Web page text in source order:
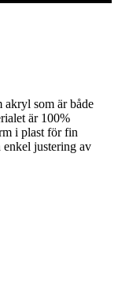
som är både
är 100%
i plast för fin
enkel justering av